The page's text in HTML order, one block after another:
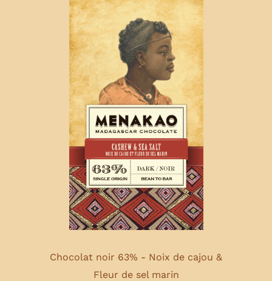
Chocolat noir 63% - Noix de cajou &
Fleur de sel marin